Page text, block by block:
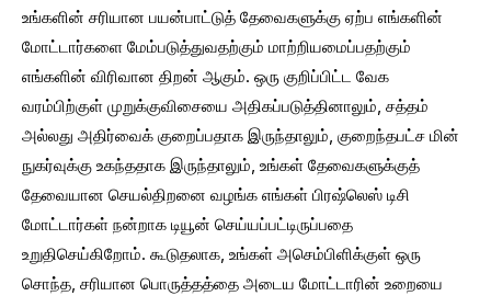
உங்களின் சரியான பயன்பாட்டுத் தேவைகளுக்கு ஏற்ப எங்களின்
மோட்டார்களை மேம்படுத்துவதற்கும் மாற்றியமைப்பதற்கும்
எங்களின் விரிவான திறன் ஆகும். ஒரு குறிப்பிட்ட வேக
வரம்பிற்குள் முறுக்குவிசையை அதிகப்படுத்தினாலும், சத்தம்
அல்லது அதிர்வைக் குறைப்பதாக இருந்தாலும், குறைந்தபட்ச மின்
நுகர்வுக்கு உகந்ததாக இருந்தாலும், உங்கள் தேவைகளுக்குத்
தேவையான செயல்திறனை வழங்க எங்கள் பிரஷ்லெஸ் டிசி
மோட்டார்கள் நன்றாக டியூன் செய்யப்பட்டிருப்பதை
உறுதிசெய்கிறோம். கூடுதலாக, உங்கள் அசெம்பிளிக்குள் ஒரு
சொந்த, சரியான பொருத்தத்தை அடைய மோட்டாரின் உறையை